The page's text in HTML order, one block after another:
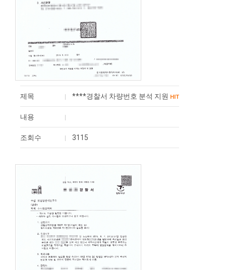
제목 ****경찰서 차량번호 분석 지원 HIT
내용
조회수 3115